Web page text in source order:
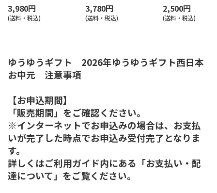
3,980円
(送料・税込)
3,780円
(送料・税込)
2,500円
(送料・税込)
ゆうゆうギフト 2026年ゆうゆうギフト西日本
お中元 注意事項
【お申込期間】
「販売期間」をご確認ください。
※インターネットでお申込みの場合は、お支払
いが完了した時点でお申込み受付完了となりま
す。
詳しくはご利用ガイド内にある「お支払い・配
達について」をご覧ください。